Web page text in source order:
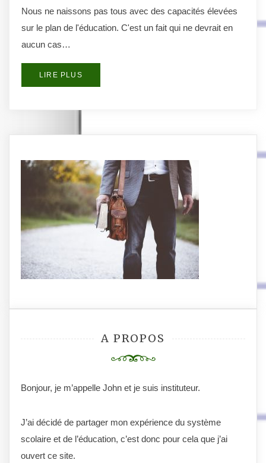
Nous ne naissons pas tous avec des capacités élevées
sur le plan de l'éducation. C'est un fait qui ne devrait en
aucun cas…
LIRE PLUS
A PROPOS
Bonjour, je m’appelle John et je suis instituteur.
J’ai décidé de partager mon expérience du système
scolaire et de l’éducation, c’est donc pour cela que j’ai
ouvert ce site.